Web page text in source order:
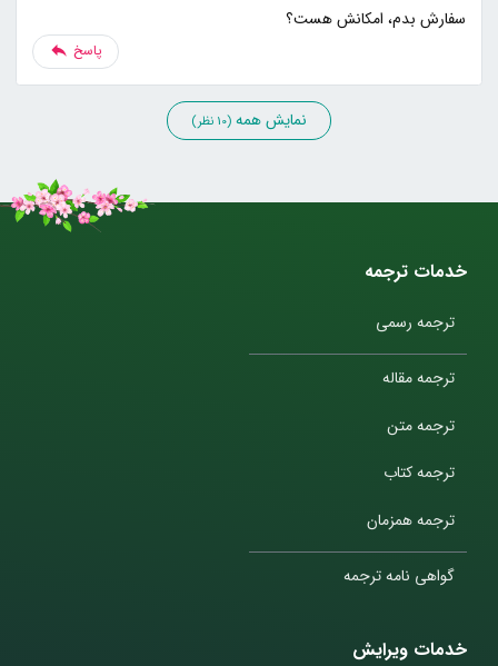
سفارش بدم، امکانش هست؟
پاسخ
نمایش همه (10 نظر)
خدمات ترجمه
ترجمه رسمی
ترجمه مقاله
ترجمه متن
ترجمه کتاب
ترجمه همزمان
گواهی نامه ترجمه
خدمات ویرایش